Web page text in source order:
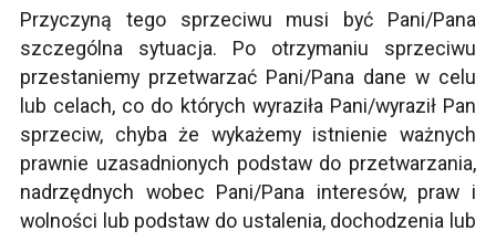
Przyczyną tego sprzeciwu musi być Pani/Pana
szczególna sytuacja. Po otrzymaniu sprzeciwu
przestaniemy przetwarzać Pani/Pana dane w celu
lub celach, co do których wyraziła Pani/wyraził Pan
sprzeciw, chyba że wykażemy istnienie ważnych
prawnie uzasadnionych podstaw do przetwarzania,
nadrzędnych wobec Pani/Pana interesów, praw i
wolności lub podstaw do ustalenia, dochodzenia lub